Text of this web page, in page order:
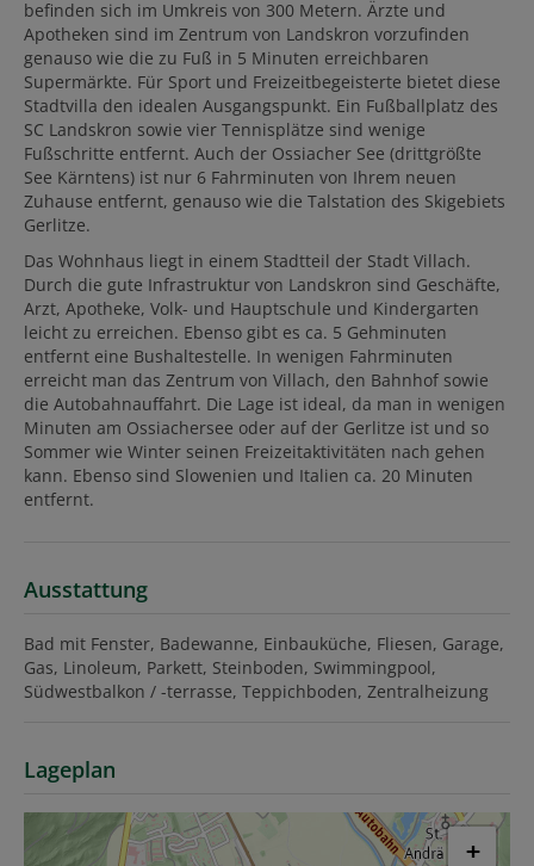
befinden sich im Umkreis von 300 Metern. Ärzte und
Apotheken sind im Zentrum von Landskron vorzufinden
genauso wie die zu Fuß in 5 Minuten erreichbaren
Supermärkte. Für Sport und Freizeitbegeisterte bietet diese
Stadtvilla den idealen Ausgangspunkt. Ein Fußballplatz des
SC Landskron sowie vier Tennisplätze sind wenige
Fußschritte entfernt. Auch der Ossiacher See (drittgrößte
See Kärntens) ist nur 6 Fahrminuten von Ihrem neuen
Zuhause entfernt, genauso wie die Talstation des Skigebiets
Gerlitze.
Das Wohnhaus liegt in einem Stadtteil der Stadt Villach.
Durch die gute Infrastruktur von Landskron sind Geschäfte,
Arzt, Apotheke, Volk- und Hauptschule und Kindergarten
leicht zu erreichen. Ebenso gibt es ca. 5 Gehminuten
entfernt eine Bushaltestelle. In wenigen Fahrminuten
erreicht man das Zentrum von Villach, den Bahnhof sowie
die Autobahnauffahrt. Die Lage ist ideal, da man in wenigen
Minuten am Ossiachersee oder auf der Gerlitze ist und so
Sommer wie Winter seinen Freizeitaktivitäten nach gehen
kann. Ebenso sind Slowenien und Italien ca. 20 Minuten
entfernt.
Ausstattung
Bad mit Fenster Badewanne Einbauküche Fliesen Garage
Gas Linoleum Parkett Steinboden Swimmingpool
Südwestbalkon / -terrasse Teppichboden Zentralheizung
Lageplan
+